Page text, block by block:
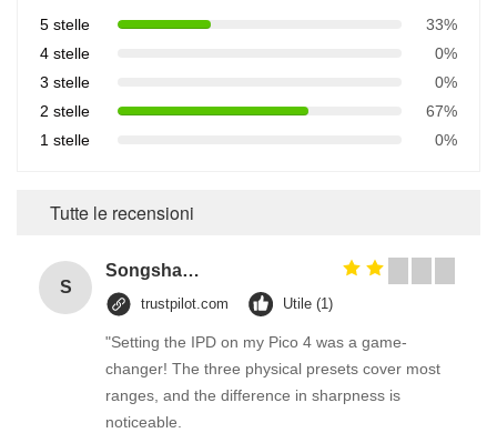
5 stelle
33%
4 stelle
0%
3 stelle
0%
2 stelle
67%
1 stelle
0%
Tutte le recensioni
S
Songshang
trustpilot.com Utile (1)
"Setting the IPD on my Pico 4 was a game-
changer! The three physical presets cover most
ranges, and the difference in sharpness is
noticeable.